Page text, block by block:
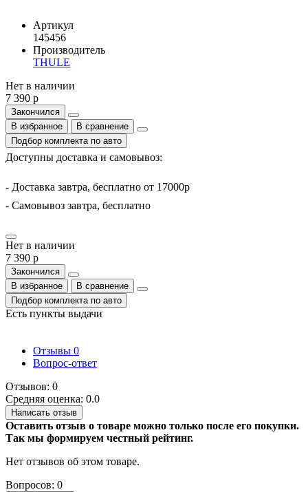
Артикул
145456
Производитель
THULE
Нет в наличии
7 390 р
Закончился
В избранное
В сравнение
Подбор комплекта по авто
Доступны доставка и самовывоз:
- Доставка завтра, бесплатно от 17000р
- Самовывоз завтра, бесплатно
Нет в наличии
7 390 р
Закончился
В избранное
В сравнение
Подбор комплекта по авто
Есть пункты выдачи
Отзывы 0
Вопрос-ответ
Отзывов: 0
Средняя оценка: 0.0
Написать отзыв
Оставить отзыв о товаре можно только после его покупки.
Так мы формируем честный рейтинг.
Нет отзывов об этом товаре.
Вопросов: 0